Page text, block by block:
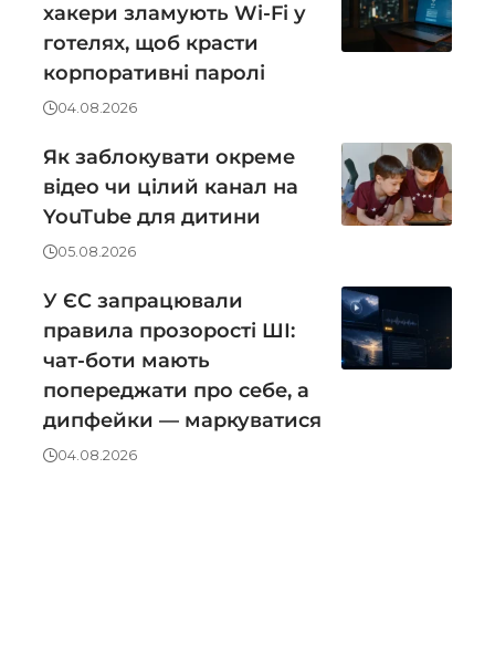
хакери зламують Wi-Fi у
готелях, щоб красти
корпоративні паролі
04.08.2026
Як заблокувати окреме
відео чи цілий канал на
YouTube для дитини
05.08.2026
У ЄС запрацювали
правила прозорості ШІ:
чат-боти мають
попереджати про себе, а
дипфейки — маркуватися
04.08.2026